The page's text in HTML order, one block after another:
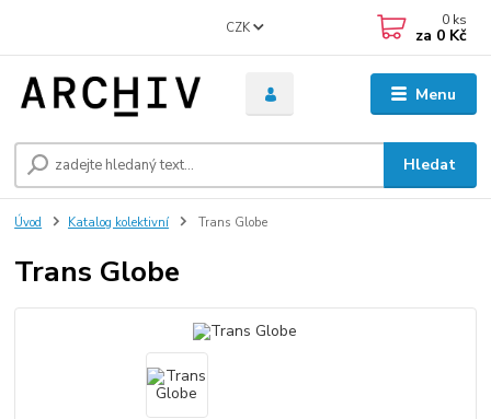
Menu
CZK
Hledat
0 ks
za 0 Kč
Úvod Katalog kolektivní Trans Globe
Trans Globe